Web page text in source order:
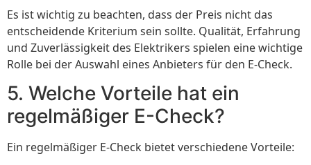
Es ist wichtig zu beachten, dass der Preis nicht das
entscheidende Kriterium sein sollte. Qualität, Erfahrung
und Zuverlässigkeit des Elektrikers spielen eine wichtige
Rolle bei der Auswahl eines Anbieters für den E-Check.
5. Welche Vorteile hat ein
regelmäßiger E-Check?
Ein regelmäßiger E-Check bietet verschiedene Vorteile: